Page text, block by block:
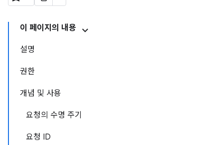
이 페이지의 내용
설명
권한
개념 및 사용
요청의 수명 주기
요청 ID